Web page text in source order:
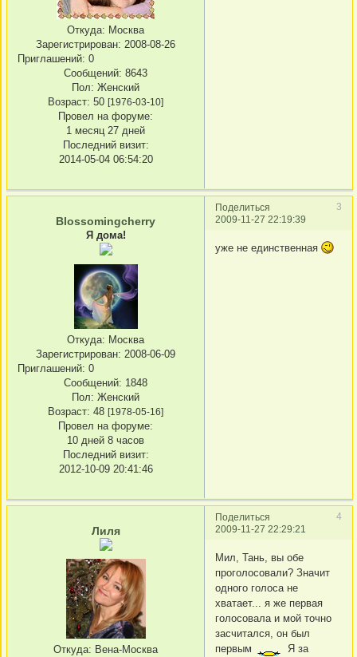
Откуда: Москва
Зарегистрирован: 2008-08-26
Приглашений: 0
Сообщений: 8643
Пол: Женский
Возраст: 50 [1976-03-10]
Провел на форуме:
1 месяц 27 дней
Последний визит:
2014-05-04 06:54:20
Поделиться
3
2009-11-27 22:19:39
Blossomingcherry
Я дома!
Откуда: Москва
Зарегистрирован: 2008-06-09
Приглашений: 0
Сообщений: 1848
Пол: Женский
Возраст: 48 [1978-05-16]
Провел на форуме:
10 дней 8 часов
Последний визит:
2012-10-09 20:41:46
уже не единственная
Поделиться
4
2009-11-27 22:29:21
Лиля
Откуда: Вена-Москва
Мил, Тань, вы обе
проголосовали? Значит
одного голоса не
хватает... я же первая
голосовала и мой точно
засчитался, он был
первым
Я за